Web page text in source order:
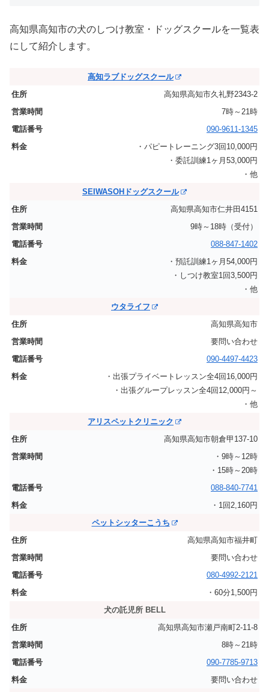
高知県高知市の犬のしつけ教室・ドッグスクールを一覧表
にして紹介します。
高知ラブドッグスクール
高知県高知市久礼野2343-2
7時～21時
090-9611-1345
・パピートレーニング3回10,000円
・委託訓練1ヶ月53,000円
・他
SEIWASOHドッグスクール
高知県高知市仁井田4151
9時～18時（受付）
088-847-1402
・預託訓練1ヶ月54,000円
・しつけ教室1回3,500円
・他
ウタライフ
高知県高知市
要問い合わせ
090-4497-4423
・出張プライベートレッスン全4回16,000円
・出張グループレッスン全4回12,000円～
・他
アリスペットクリニック
高知県高知市朝倉甲137-10
・9時～12時
・15時～20時
088-840-7741
・1回2,160円
ペットシッターこうち
高知県高知市福井町
要問い合わせ
080-4992-2121
・60分1,500円
犬の託児所 BELL
高知県高知市瀬戸南町2-11-8
8時～21時
090-7785-9713
要問い合わせ